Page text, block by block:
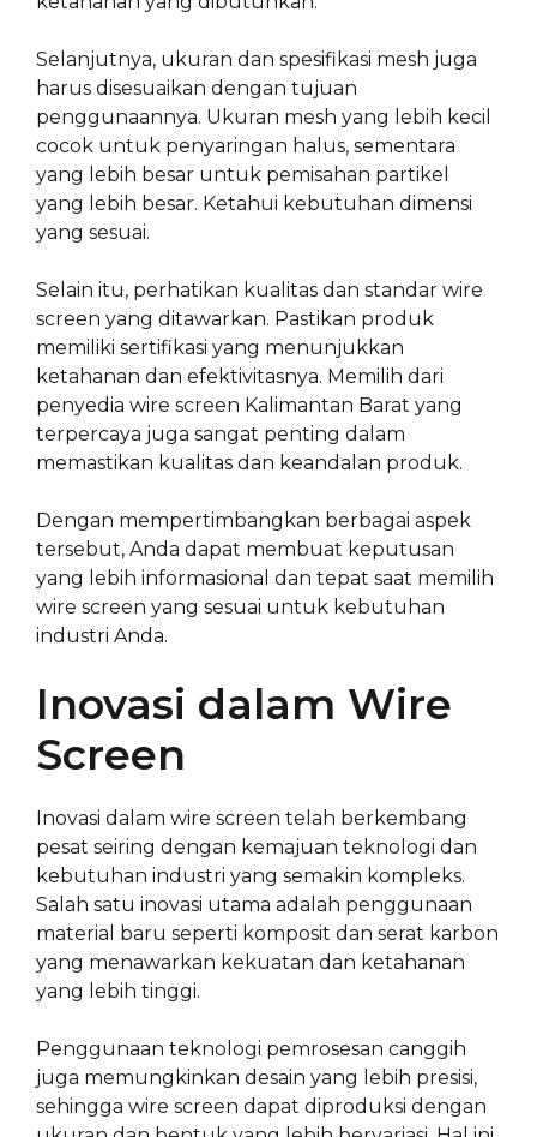
Selanjutnya, ukuran dan spesifikasi mesh juga
harus disesuaikan dengan tujuan
penggunaannya. Ukuran mesh yang lebih kecil
cocok untuk penyaringan halus, sementara
yang lebih besar untuk pemisahan partikel
yang lebih besar. Ketahui kebutuhan dimensi
yang sesuai.
Selain itu, perhatikan kualitas dan standar wire
screen yang ditawarkan. Pastikan produk
memiliki sertifikasi yang menunjukkan
ketahanan dan efektivitasnya. Memilih dari
penyedia wire screen Kalimantan Barat yang
terpercaya juga sangat penting dalam
memastikan kualitas dan keandalan produk.
Dengan mempertimbangkan berbagai aspek
tersebut, Anda dapat membuat keputusan
yang lebih informasional dan tepat saat memilih
wire screen yang sesuai untuk kebutuhan
industri Anda.
Inovasi dalam Wire
Screen
Inovasi dalam wire screen telah berkembang
pesat seiring dengan kemajuan teknologi dan
kebutuhan industri yang semakin kompleks.
Salah satu inovasi utama adalah penggunaan
material baru seperti komposit dan serat karbon
yang menawarkan kekuatan dan ketahanan
yang lebih tinggi.
Penggunaan teknologi pemrosesan canggih
juga memungkinkan desain yang lebih presisi,
sehingga wire screen dapat diproduksi dengan